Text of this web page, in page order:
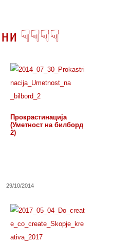
☟☟☟☟
Прокрастинација
(Уметност на билборд
2)
29/10/2014